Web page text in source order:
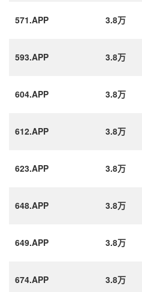
571.APP 3.8万
593.APP 3.8万
604.APP 3.8万
612.APP 3.8万
623.APP 3.8万
648.APP 3.8万
649.APP 3.8万
674.APP 3.8万